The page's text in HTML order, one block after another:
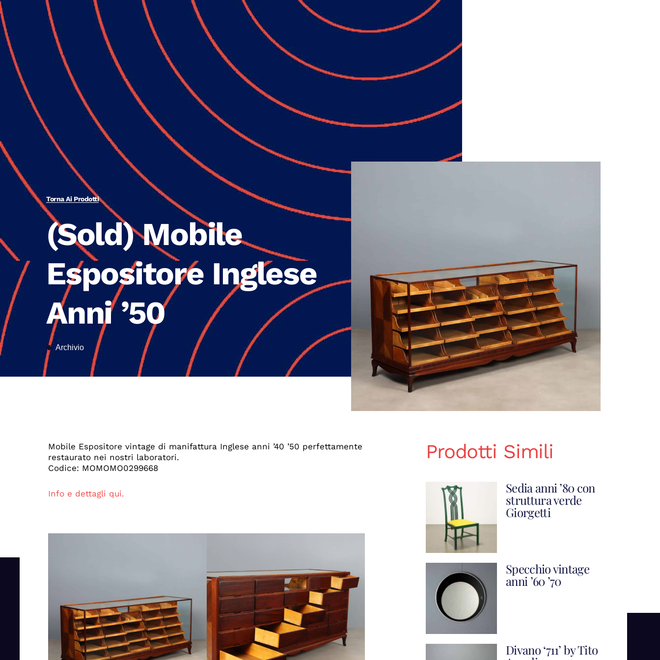
Torna Ai Prodotti
(Sold) Mobile
Espositore Inglese
Anni ’50
Archivio
Mobile Espositore vintage di manifattura Inglese anni ’40 ’50 perfettamente
restaurato nei nostri laboratori.
Codice: MOMOMO0299668
Info e dettagli qui.
Prodotti Simili
Sedia anni ’80 con
struttura verde
Giorgetti
Specchio vintage
anni ’60 ’70
Divano ‘711’ by Tito